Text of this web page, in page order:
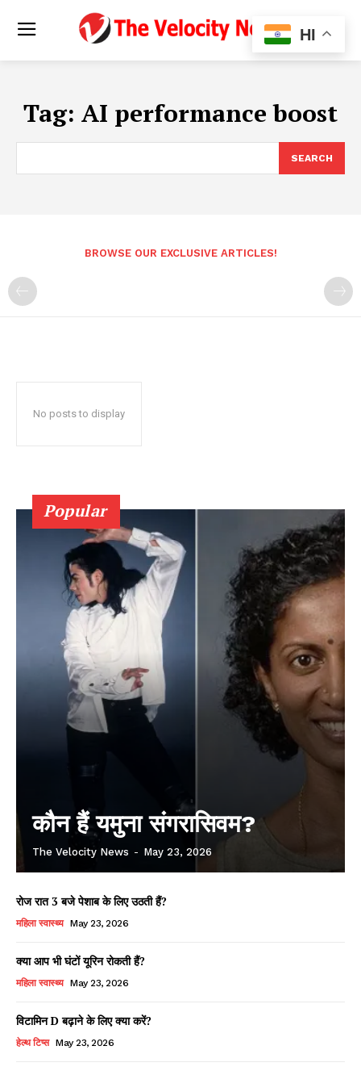
Tag: AI performance boost
SEARCH
BROWSE OUR EXCLUSIVE ARTICLES!
No posts to display
Popular
कौन हैं यमुना संगरासिवम?
The Velocity News - May 23, 2026
रोज रात 3 बजे पेशाब के लिए उठती हैं?
महिला स्वास्थ्य May 23, 2026
क्या आप भी घंटों यूरिन रोकती हैं?
महिला स्वास्थ्य May 23, 2026
विटामिन D बढ़ाने के लिए क्या करें?
हेल्थ टिप्स May 23, 2026
HI